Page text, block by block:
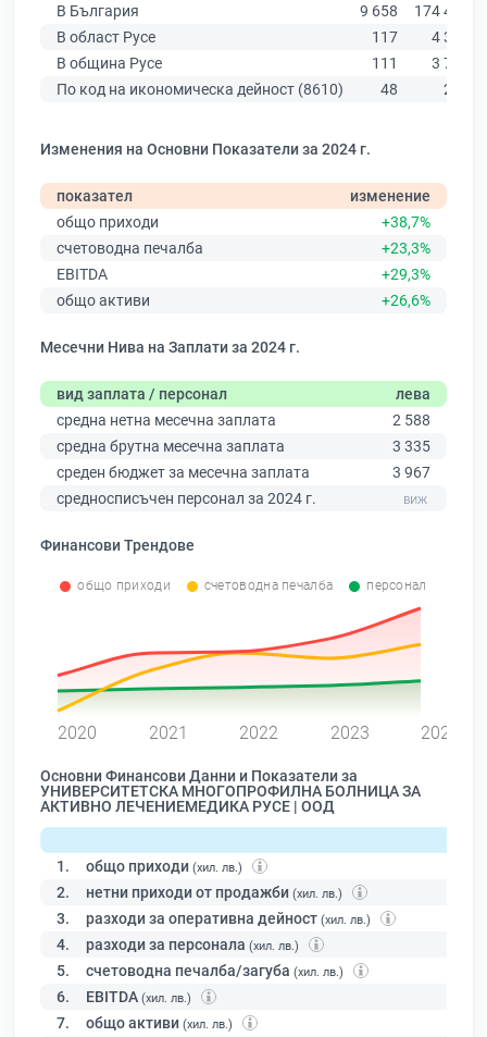
В България 9 658
174 403
В област Русе
117
4 390
В община Русе
111
3 764
По код на икономическа дейност (8610)
48 284
Изменения на Основни Показатели за 2024 г.
показател
изменение
общо приходи
+38,7%
счетоводна печалба
+23,3%
EBITDA
+29,3%
общо активи
+26,6%
Месечни Нива на Заплати за 2024 г.
вид заплата / персонал
лева
средна нетна месечна заплата
2 588
средна брутна месечна заплата
3 335
среден бюджет за месечна заплата
3 967
средносписъчен персонал за 2024 г.
Финансови Трендове
общо приходи счетоводна печалба персонал
2020 2021 2022 2023 2024
Основни Финансови Данни и Показатели за
УНИВЕРСИТЕТСКА МНОГОПРОФИЛНА БОЛНИЦА ЗА
АКТИВНО ЛЕЧЕНИЕМЕДИКА РУСЕ | ООД
1. общо приходи (хил. лв.)
2. нетни приходи от продажби (хил. лв.)
3. разходи за оперативна дейност (хил. лв.)
4. разходи за персонала (хил. лв.)
5. счетоводна печалба/загуба (хил. лв.)
6. EBITDA (хил. лв.)
7. общо активи (хил. лв.)